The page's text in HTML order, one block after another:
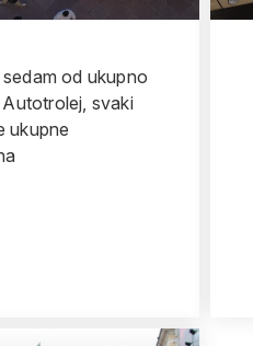
od ukupno
svaki
ukupne